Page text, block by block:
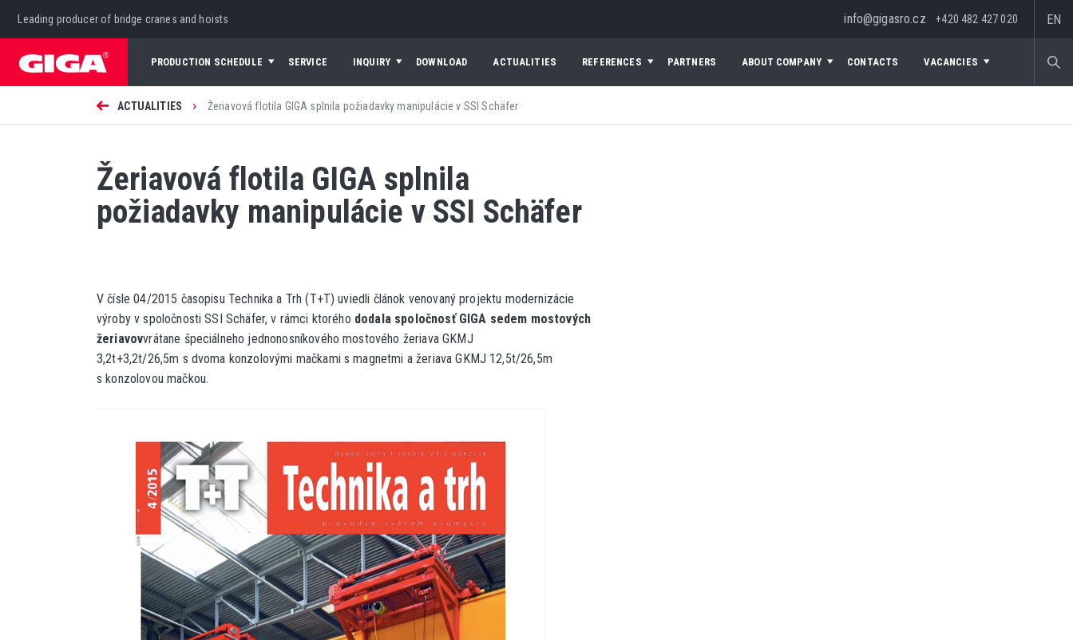
Leading producer of bridge cranes and hoists info@gigasro.cz+420 482 427 020 EN
PRODUCTION SCHEDULE SERVICE INQUIRY DOWNLOAD ACTUALITIES REFERENCES PARTNERS ABOUT COMPANY CONTACTS VACANCIES
ACTUALITIES › Žeriavová flotila GIGA splnila požiadavky manipulácie v SSI Schäfer
Žeriavová flotila GIGA splnila
požiadavky manipulácie v SSI Schäfer
V čísle 04/2015 časopisu Technika a Trh (T+T) uviedli článok venovaný projektu modernizácie
výroby v spoločnosti SSI Schäfer, v rámci ktorého dodala spoločnosť GIGA sedem mostových
žeriavovvrátane špeciálneho jednonosníkového mostového žeriava GKMJ
3,2t+3,2t/26,5m s dvoma konzolovými mačkami s magnetmi a žeriava GKMJ 12,5t/26,5m
s konzolovou mačkou.